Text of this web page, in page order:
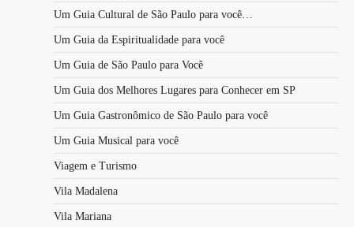
Um Guia Cultural de São Paulo para você…
Um Guia da Espiritualidade para você
Um Guia de São Paulo para Você
Um Guia dos Melhores Lugares para Conhecer em SP
Um Guia Gastronômico de São Paulo para você
Um Guia Musical para você
Viagem e Turismo
Vila Madalena
Vila Mariana